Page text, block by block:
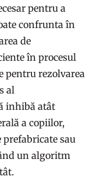
pentru a
confrunta în
de
în procesul
pentru rezolvarea
al
inhibă atât
a copiilor,
sau
un algoritm